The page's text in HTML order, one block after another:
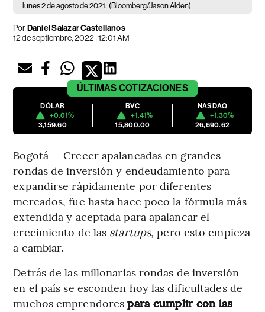
lunes 2 de agosto de 2021. (Bloomberg/Jason Alden)
PorDaniel Salazar Castellanos
12 de septiembre, 2022 | 12:01 AM
ÚLTIMAS COTIZACIONES
DÓLAR
+0.01%
3,159.60
BVC
+1.41%
15,800.00
NASDAQ
+1.30%
26,690.62
Bogotá — Crecer apalancadas en grandes
rondas de inversión y endeudamiento para
expandirse rápidamente por diferentes
mercados, fue hasta hace poco la fórmula más
extendida y aceptada para apalancar el
crecimiento de las startups, pero esto empieza
a cambiar.
Detrás de las millonarias rondas de inversión
en el país se esconden hoy las dificultades de
muchos emprendores para cumplir con las